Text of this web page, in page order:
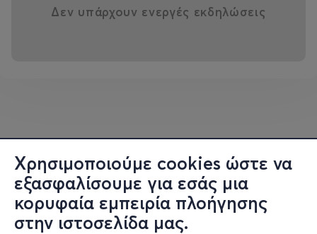
Χρησιμοποιούμε cookies ώστε να
εξασφαλίσουμε για εσάς μια
κορυφαία εμπειρία πλοήγησης
στην ιστοσελίδα μας.
Δεν υπάρχουν ενεργές εκδηλώσεις